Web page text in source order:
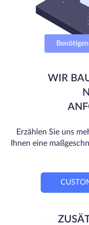
WIR
Erzählen Sie uns
Ihnen eine